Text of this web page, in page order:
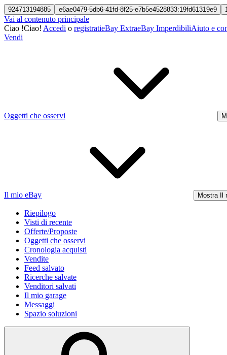
924713194885 e6ae0479-5db6-41fd-8f25-e7b5e4528833:19fd61319e9
Vai al contenuto principale
Ciao !Ciao! Accedi o registratieBay ExtraeBay ImperdibiliAiuto e
Vendi
Oggetti che osservi
Il mio eBay Mostra Il
Riepilogo
Visti di recente
Offerte/Proposte
Oggetti che osservi
Cronologia acquisti
Vendite
Feed salvato
Ricerche salvate
Venditori salvati
Il mio garage
Messaggi
Spazio soluzioni